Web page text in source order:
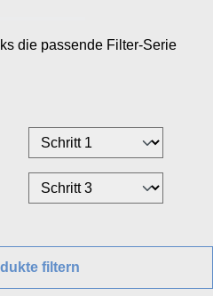
die passende Filter-Serie
filtern